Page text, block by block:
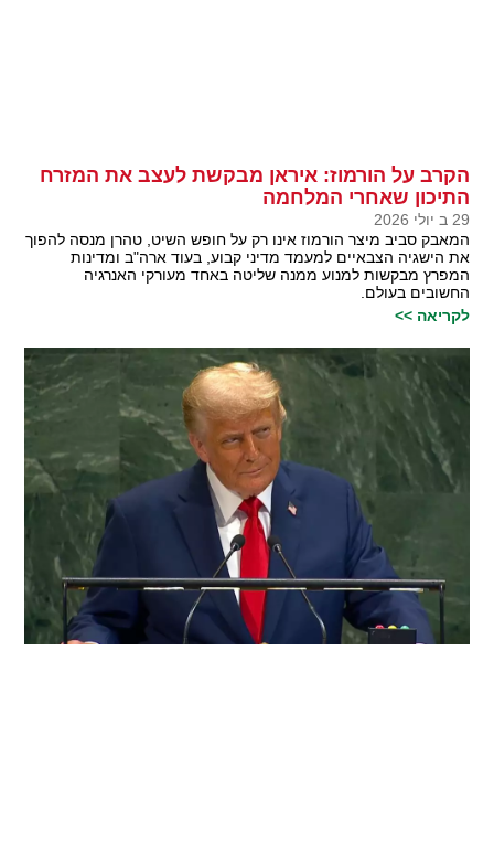
הקרב על הורמוז: איראן מבקשת לעצב את המזרח
התיכון שאחרי המלחמה
29 ב יולי 2026
המאבק סביב מיצר הורמוז אינו רק על חופש השיט, טהרן מנסה להפוך
את הישגיה הצבאיים למעמד מדיני קבוע, בעוד ארה"ב ומדינות
המפרץ מבקשות למנוע ממנה שליטה באחד מעורקי האנרגיה
החשובים בעולם.
לקריאה >>